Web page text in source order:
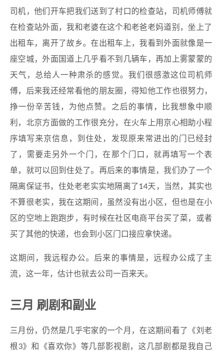
司机，他们开车把我们送到了村口的检查站，司机师傅就
在检查站外面，我和老婆在这个和老爸老妈道别，坐上了
出租车，离开了故乡。在出租车上，我看到外面就像是一
座空城，外面国道上几乎看不到几辆车，再加上雾蒙蒙的
天气，总给人一种肃杀的感觉。我们很感激这位司机师
傅，后来我还经常看他的朋友圈，得知他工作也很努力，
挣一份辛苦钱，为他点赞。之后的事情，比我想象中顺
利，北京方面做的工作很充分，在火车上用京心相助小程
序填写来京信息，到住处，发现原来常进出的门已经封
了，需要走另外一个门，在那个门口，就再填写一个表
单，就可以回到住处了。再后来的事情是，我们办了一个
隔离保证书，住处老老实实地隔离了14天，当然，其实也
不算很老实，我在这期间，虽然没有出小区，但也是在小
区的空地上跑跑步，有时候在社区电商平台买了菜，或者
买了其他的快递，也会到小区门口接应拿快递。
这期间，我远程办公。后来的事情是，远程办公成了主
流，这一年，估计也就去公司一百来天。
三月 刷剧和副业
三月份，仍然是几乎宅家的一个月，在这期间看了《刘老
根3》和《喜欢你》等几部影视剧，这几部剧都是我自己